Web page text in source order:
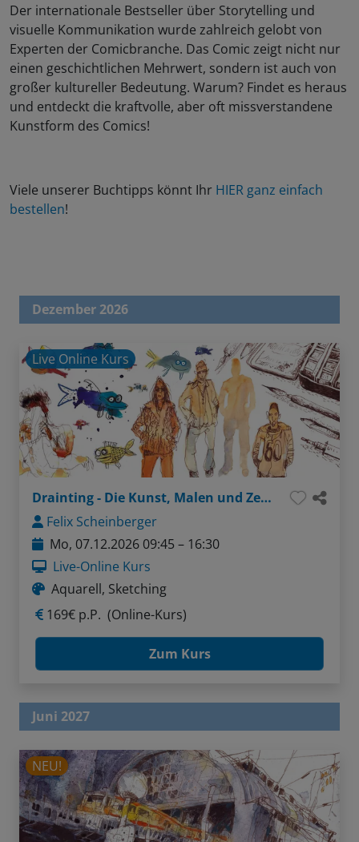
Der internationale Bestseller über Storytelling und
visuelle Kommunikation wurde zahlreich gelobt von
Experten der Comicbranche. Das Comic zeigt nicht nur
einen geschichtlichen Mehrwert, sondern ist auch von
großer kultureller Bedeutung. Warum? Findet es heraus
und entdeckt die kraftvolle, aber oft missverstandene
Kunstform des Comics!
Viele unserer Buchtipps könnt Ihr HIER ganz einfach
bestellen!
Dezember 2026
Live Online Kurs
Drainting - Die Kunst, Malen und Zeichnen zu verbinden
Felix Scheinberger
Mo, 07.12.2026 09:45 – 16:30
Live-Online Kurs
Aquarell, Sketching
169€ p.P. (Online-Kurs)
Zum Kurs
Juni 2027
NEU!